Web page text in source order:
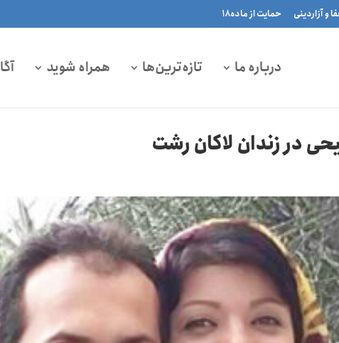
و آزاردینی حمایت از ماده۱۸
درباره ما تازه‌ترین‌ها همراه شوید
در زندان لاکان رشت